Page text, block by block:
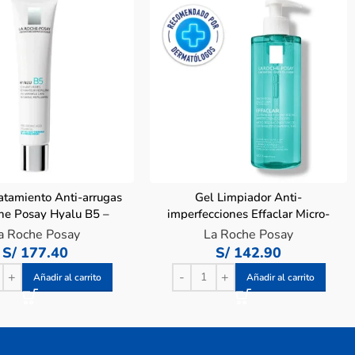
Anti-arrugas
Posay Hyalu B5 –
Tubo 40 ML
Roche Posay
S/ 177.40
Añadir al carrito
Gel Limpiador Anti-
imperfecciones Effaclar Micro-
exfoliante 400ml
La Roche Posay
S/ 142.90
Añadir al carrito